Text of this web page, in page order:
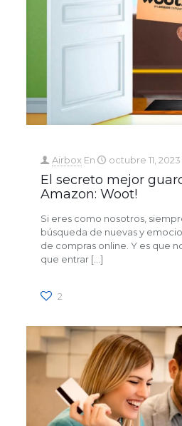
Airbox En octubre 11, 2023
El secreto mejor
Amazon: Woot!
Si eres como nosotros,
búsqueda de nuevas y
de compras online. Y es que
que entrar[…]
2